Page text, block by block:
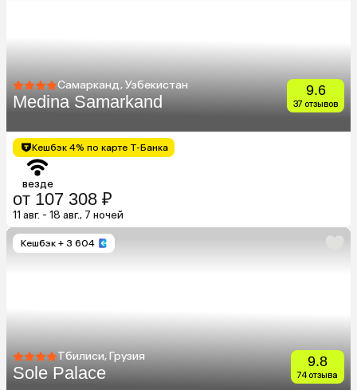
Самарканд, Узбекистан
Medina Samarkand
9.6
37 отзывов
Кешбэк 4% по карте Т-Банка
везде
от 107 308 ₽
11 авг. - 18 авг., 7 ночей
Кешбэк + 3 604
Тбилиси, Грузия
Sole Palace
9.8
74 отзыва